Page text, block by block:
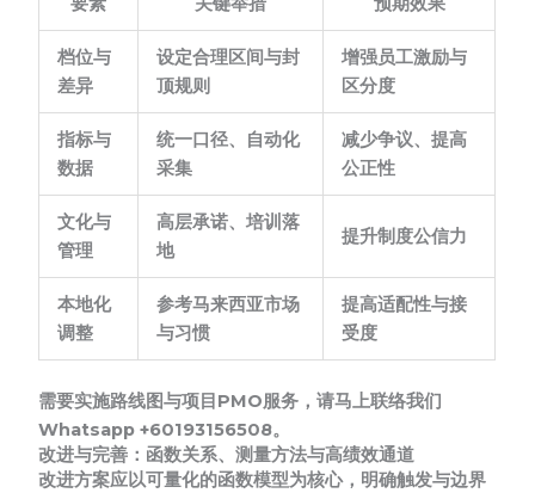
档位与
差异
设定合理区间与封
顶规则
增强员工激励与
区分度
指标与
数据
统一口径、自动化
采集
减少争议、提高
公正性
文化与
管理
高层承诺、培训落
地
提升制度公信力
本地化
调整
参考马来西亚市场
与习惯
提高适配性与接
受度
需要实施路线图与项目PMO服务，请马上联络我们
Whatsapp +60193156508。
改进与完善：函数关系、测量方法与高绩效通道
改进方案应以可量化的函数模型为核心，明确触发与边界